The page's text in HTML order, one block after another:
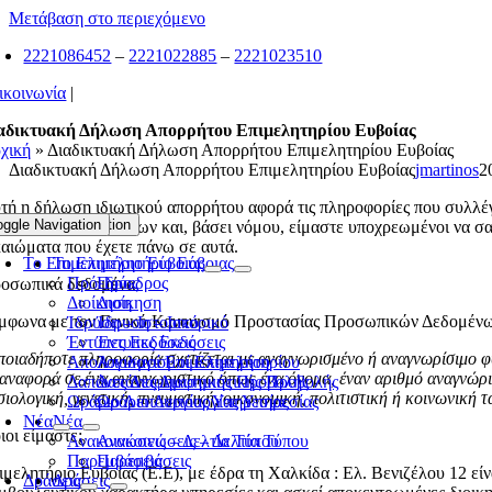
Μετάβαση στο περιεχόμενο
2221086452 – 2221022885 – 2221023510
|
Toggle Navigation
Το Επιμελητήριο Εύβοιας
Πρόεδρος
Διοίκηση
Ίδρυση – Ιστορικό
Έντυπες Εκδόσεις
Απολογισμοί Επιμελητηρίου
Δαπάνες Διαφημιστικής Προβολής
Ωράριο Λειτουργίας Υπηρεσίας
Νέα
Ανακοινώσεις – Δελτία Τύπου
Παρεμβάσεις
Δράσεις
Navigation
Το Επιμελητήριο Εύβοιας
Πρόεδρος
Διοίκηση
Ίδρυση – Ιστορικό
Έντυπες Εκδόσεις
Απολογισμοί Επιμελητηρίου
Δαπάνες Διαφημιστικής Προβολής
Ωράριο Λειτουργίας Υπηρεσίας
Νέα
Ανακοινώσεις – Δελτία Τύπου
Παρεμβάσεις
Δράσεις
Δήλωση Απορρήτου Επιμελητηρίου Ευβοίας
» Διαδικτυακή Δήλωση Απορρήτου Επιμελητηρίου Ευβοίας
Διαδικτυακή Δήλωση Απορρήτου Επιμελητηρίου Ευβοίαςjmartinos
η δήλωση ιδιωτικού απορρήτου αφορά τις πληροφορίες που
δεδομένων και, βάσει νόμου, είμαστε υποχρεωμένοι να
που έχετε πάνω σε αυτά.
δεδομένα
με τον Γενικό Κανονισμό Προστασίας Προσωπικών
πληροφορία σχετίζεται με αναγνωρισμένο ή
σε ένα αναγνωριστικό όπως ένα όνομα, έναν αριθμό
γενετική, πνευματική, οικονομική, πολιτιστική ή
είμαστε;
Ευβοίας (Ε.Ε), με έδρα τη Χαλκίδα : Ελ. Βενιζέλου 12